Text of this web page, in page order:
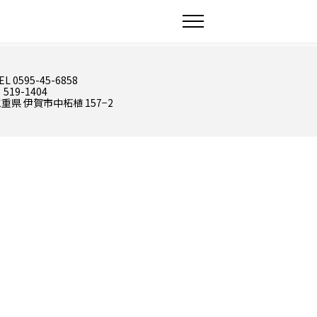
0595-45-6858
519-1404
県 伊賀市中柘植 157−2